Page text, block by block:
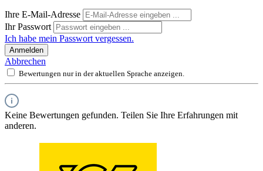
Ihre E-Mail-Adresse
Ihr Passwort
Ich habe mein Passwort vergessen.
Anmelden
Abbrechen
Bewertungen nur in der aktuellen Sprache anzeigen.
Keine Bewertungen gefunden. Teilen Sie Ihre Erfahrungen mit
anderen.